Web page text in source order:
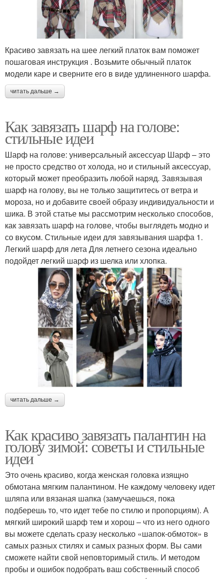
Красиво завязать на шее легкий платок вам поможет
пошаговая инструкция . Возьмите обычный платок
модели каре и сверните его в виде удлиненного шарфа.
читать дальше →
Как завязать шарф на голове:
стильные идеи
Шарф на голове: универсальный аксессуар Шарф – это
не просто средство от холода, но и стильный аксессуар,
который может преобразить любой наряд. Завязывая
шарф на голову, вы не только защититесь от ветра и
мороза, но и добавите своей образу индивидуальности и
шика. В этой статье мы рассмотрим несколько способов,
как завязать шарф на голове, чтобы выглядеть модно и
со вкусом. Стильные идеи для завязывания шарфа 1.
Легкий шарф для лета Для летнего сезона идеально
подойдет легкий шарф из шелка или хлопка.
читать дальше →
Как красиво завязать палантин на
голову зимой: советы и стильные
идеи
Это очень красиво, когда женская головка изящно
обмотана мягким палантином. Не каждому человеку идет
шляпа или вязаная шапка (замучаешься, пока
подберешь то, что идет тебе по стилю и пропорциям). А
мягкий широкий шарф тем и хорош – что из него одного
вы можете сделать сразу несколько «шапок-обмоток» в
самых разных стилях и самых разных форм. Вы сами
сможете найти свой неповторимый стиль. И методом
пробы и ошибок подобрать ваш собственный способ